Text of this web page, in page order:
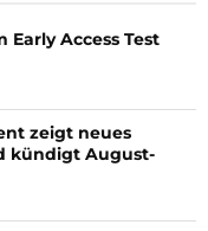
Access Test
zeigt neues
kündigt August-